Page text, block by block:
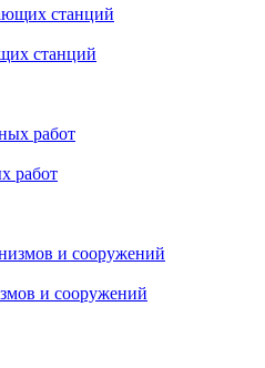
станций
работ
и сооружений